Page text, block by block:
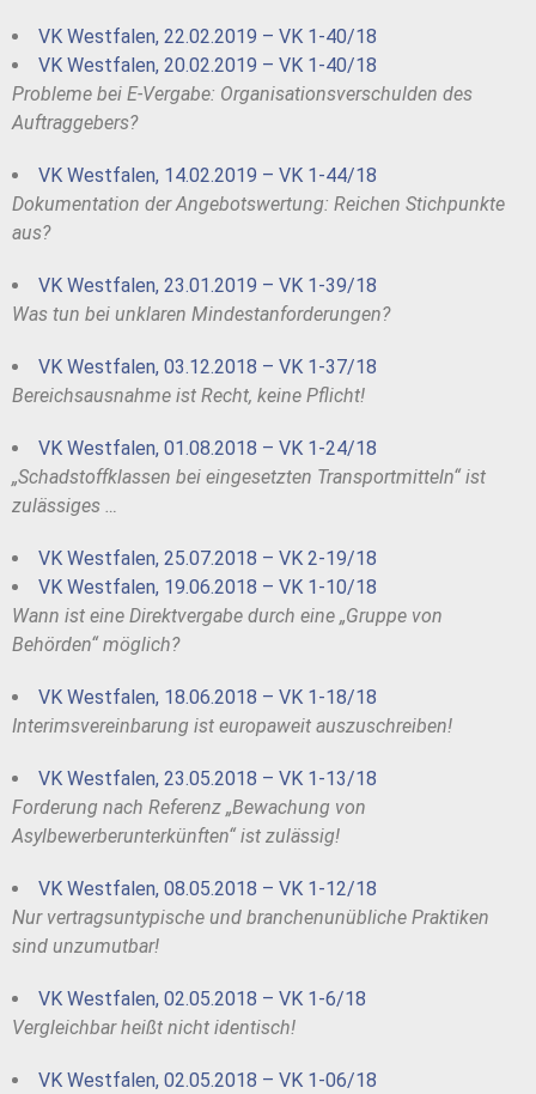
VK Westfalen, 22.02.2019 – VK 1-40/18
VK Westfalen, 20.02.2019 – VK 1-40/18
Probleme bei E-Vergabe: Organisationsverschulden des
Auftraggebers?
VK Westfalen, 14.02.2019 – VK 1-44/18
Dokumentation der Angebotswertung: Reichen Stichpunkte
aus?
VK Westfalen, 23.01.2019 – VK 1-39/18
Was tun bei unklaren Mindestanforderungen?
VK Westfalen, 03.12.2018 – VK 1-37/18
Bereichsausnahme ist Recht, keine Pflicht!
VK Westfalen, 01.08.2018 – VK 1-24/18
„Schadstoffklassen bei eingesetzten Transportmitteln“ ist
zulässiges …
VK Westfalen, 25.07.2018 – VK 2-19/18
VK Westfalen, 19.06.2018 – VK 1-10/18
Wann ist eine Direktvergabe durch eine „Gruppe von
Behörden“ möglich?
VK Westfalen, 18.06.2018 – VK 1-18/18
Interimsvereinbarung ist europaweit auszuschreiben!
VK Westfalen, 23.05.2018 – VK 1-13/18
Forderung nach Referenz „Bewachung von
Asylbewerberunterkünften“ ist zulässig!
VK Westfalen, 08.05.2018 – VK 1-12/18
Nur vertragsuntypische und branchenunübliche Praktiken
sind unzumutbar!
VK Westfalen, 02.05.2018 – VK 1-6/18
Vergleichbar heißt nicht identisch!
VK Westfalen, 02.05.2018 – VK 1-06/18